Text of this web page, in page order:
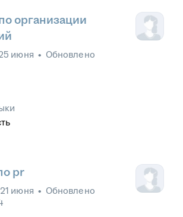
организации
июня • Обновлено
pr
21 июня • Обновлено